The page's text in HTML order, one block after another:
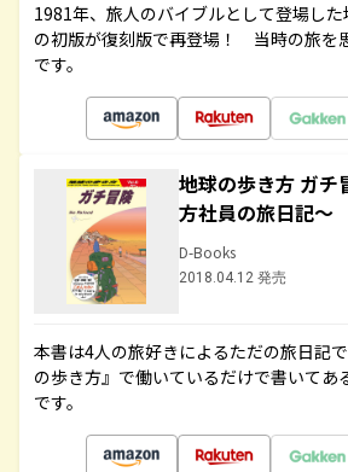
1981年、旅人のバイブルとして登場し
の初版が復刻版で再登場！ 当時の旅を
です。
地球の歩き方 ガチ
方社員の旅日記～
D-Books
2018.04.12 発売
本書は4人の旅好きによるただの旅日記
の歩き方』で働いているだけで書いてあ
です。